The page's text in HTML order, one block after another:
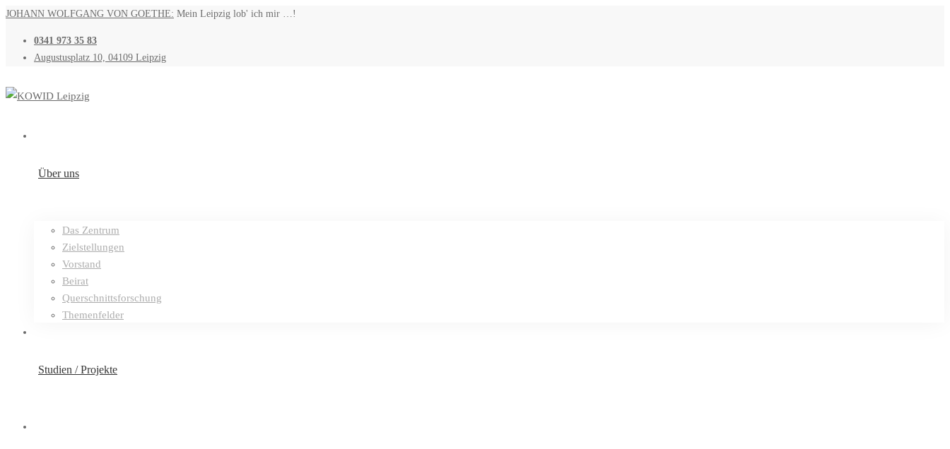
JOHANN WOLFGANG VON GOETHE: Mein Leipzig lob' ich mir …!
0341 973 35 83
Augustusplatz 10, 04109 Leipzig
Über uns
Das Zentrum
Zielstellungen
Vorstand
Beirat
Querschnittsforschung
Themenfelder
Studien / Projekte